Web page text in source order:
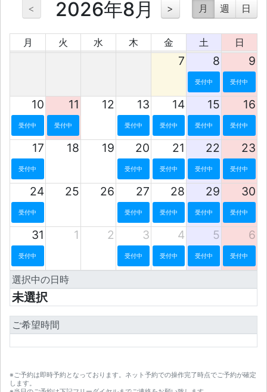
月 週 日
< 2026年8月 >
月 火 水 木 金 土 日
7 8 9
受付中 受付中
10 11 12 13 14 15 16
受付中 受付中 受付中 受付中 受付中 受付中
17 18 19 20 21 22 23
受付中 受付中 受付中 受付中 受付中
24 25 26 27 28 29 30
受付中 受付中 受付中 受付中 受付中
31 1 2 3 4 5 6
受付中 受付中 受付中 受付中 受付中
選択中の日時
未選択
ご希望時間
※ご予約は即時予約となっております。ネット予約での操作完了時点でご予約が確定
します。